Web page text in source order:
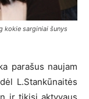
kokie sarginiai šunys
parašus naujam
L.Stankūnaitės